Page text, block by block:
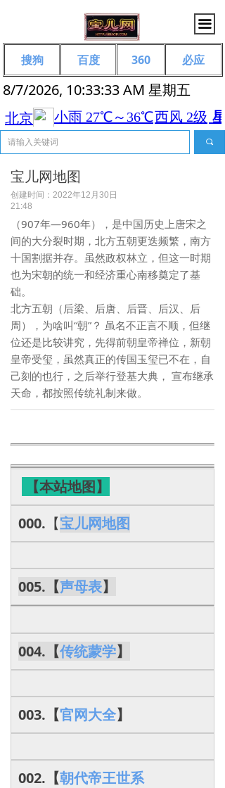
끀
8/7/2026, 10:33:33 AM 星期五
끠
搜狗 百度 360 必应
宝儿网地图
创建时间： 2022年12月30日
21:48
（907年—960年），是中国历史上唐宋之
间的大分裂时期，北方五朝更迭频繁，南方
十国割据并存。虽然政权林立，但这一时期
也为宋朝的统一和经济重心南移奠定了基
础。
北方五朝（后梁、后唐、后晋、后汉、后
周），为啥叫“朝”？ 虽名不正言不顺，但继
位还是比较讲究，先得前朝皇帝禅位，新朝
皇帝受玺，虽然真正的传国玉玺已不在，自
己刻的也行，之后举行登基大典， 宣布继承
天命，都按照传统礼制来做。
【本站地图】
000. 【宝儿网地图
005.【声母表】
004.【传统蒙学】
003.【官网大全】
002.【朝代帝王世系